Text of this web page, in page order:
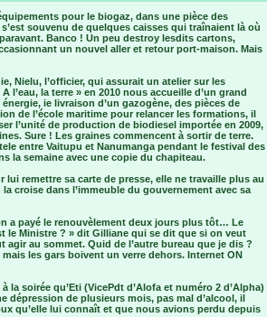
pour le biogaz, dans une pièce des
souvenu de quelques caisses qui traînaient là où
Banco ! Un peu destroy lesdits cartons,
un nouvel aller et retour port-maison. Mais
Nielu, l’officier, qui assurait un atelier sur les
l’eau, la terre » en 2010 nous accueille d’un grand
ie livraison d’un gazogène, des pièces de
de l’école maritime pour relancer les formations, il
l’unité de production de biodiesel importée en 2009,
Sure ! Les graines commencent à sortir de terre.
entre Vaitupu et Nanumanga pendant le festival des
la semaine avec une copie du chapiteau.
remettre sa carte de presse, elle ne travaille plus au
croise dans l’immeuble du gouvernement avec sa
a payé le renouvèlement deux jours plus tôt… Le
le Ministre ? » dit Gilliane qui se dit que si on veut
agir au sommet. Quid de l’autre bureau que je dis ?
les gars boivent un verre dehors. Internet ON
la soirée qu’Eti (VicePdt d’Alofa et numéro 2 d’Alpha)
dépression de plusieurs mois, pas mal d’alcool, il
qu’elle lui connaît et que nous avions perdu depuis